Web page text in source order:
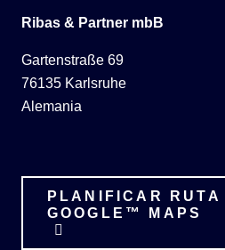
Ribas & Partner mbB
Gartenstraße 69
76135 Karlsruhe
Alemania
PLANIFICAR RUTA
GOOGLE™ MAPS